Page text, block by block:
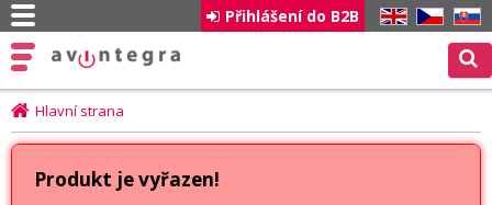
EN CZ SK
Přihlášení do B2B
Hlavní strana
Produkt je vyřazen!